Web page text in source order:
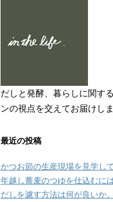
だしと発酵、暮らしに関す
ンの視点を交えてお届けしま
最近の投稿
かつお節の生産現場を見学し
年越し蕎麦のつゆを仕込むに
だしを濾す方法は何が良いか。